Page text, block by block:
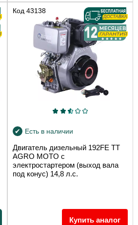
Код 43138
Есть в наличии
Двигатель дизельный 192FE TT
AGRO MOTO с
электростартером (выход вала
под конус) 14,8 л.с.
Купить аналог